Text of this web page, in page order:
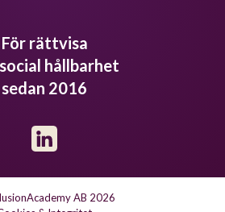
För rättvisa
hållbarhet
sedan 2016
AB 2026